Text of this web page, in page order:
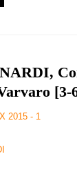
[3-
2015 - 1